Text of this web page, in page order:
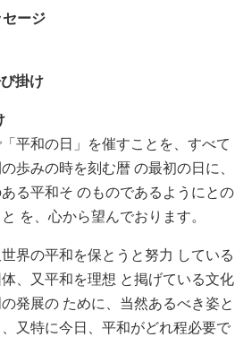
ージ
掛け
平和の日」を催すことを、すべて
歩みの時を刻む暦 の最初の日に、
る平和そ のものであるようにとの
を、心から望んでおります。
界の平和を保とうと努力 している
、又平和を理想 と掲げている文化
発展の ために、当然あるべき姿と
又特に今日、平和がどれ程必要で